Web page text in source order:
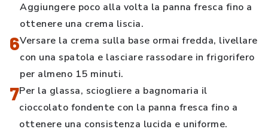
Aggiungere poco alla volta la panna fresca fino a
ottenere una crema liscia.
6Versare la crema sulla base ormai fredda, livellare
con una spatola e lasciare rassodare in frigorifero
per almeno 15 minuti.
7Per la glassa, sciogliere a bagnomaria il
cioccolato fondente con la panna fresca fino a
ottenere una consistenza lucida e uniforme.